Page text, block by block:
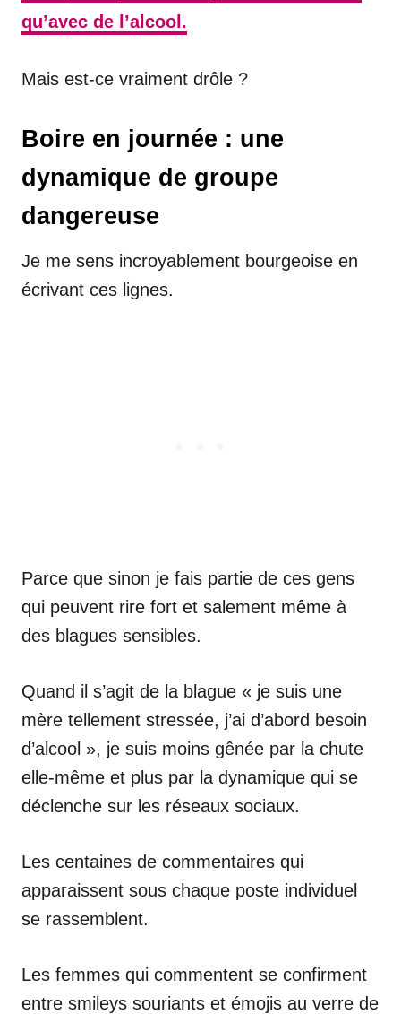
qu’avec de l’alcool.
Mais est-ce vraiment drôle ?
Boire en journée : une
dynamique de groupe
dangereuse
Je me sens incroyablement bourgeoise en
écrivant ces lignes.
Parce que sinon je fais partie de ces gens
qui peuvent rire fort et salement même à
des blagues sensibles.
Quand il s’agit de la blague « je suis une
mère tellement stressée, j’ai d’abord besoin
d’alcool », je suis moins gênée par la chute
elle-même et plus par la dynamique qui se
déclenche sur les réseaux sociaux.
Les centaines de commentaires qui
apparaissent sous chaque poste individuel
se rassemblent.
Les femmes qui commentent se confirment
entre smileys souriants et émojis au verre de